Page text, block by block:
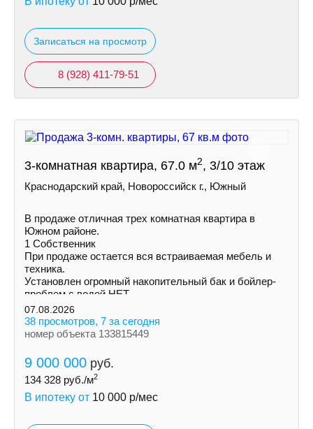
Записаться на просмотр
8 (928) 411-79-51
3-комнатная квартира, 67.0 м2, 3/10 этаж
Краснодарский край, Новороссийск г., Южный
В продаже отличная трех комнатная квартира в
Южном районе.
1 Собственник
При продаже остается вся встраиваемая мебель и
техника.
Установлен огромный накопительный бак и бойлер-
проблем с водой НЕТ.
Увеличена площадь кухни и одной из комнат за счет
балконов.
07.08.2026
38 просмотров, 7 за сегодня
номер объекта 133815449
9 000 000 руб.
134 328 руб./м2
В ипотеку от 10 000 р/мес